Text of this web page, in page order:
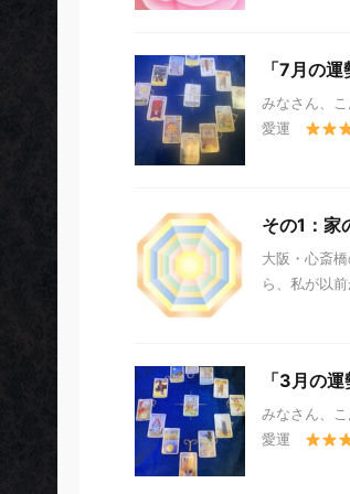
「7月の
みなさん、
愛運
その1：家
大阪・心斎
ら、私が以
「3月の
みなさん、
愛運